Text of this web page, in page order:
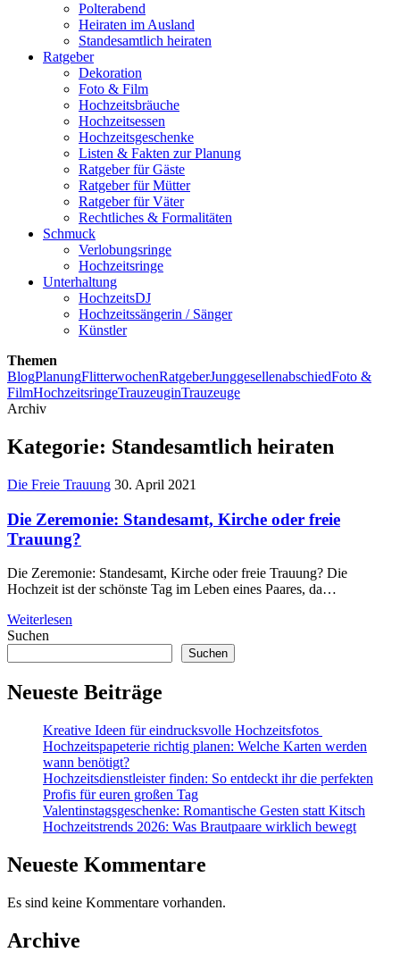
Polterabend
Heiraten im Ausland
Standesamtlich heiraten
Ratgeber
Dekoration
Foto & Film
Hochzeitsbräuche
Hochzeitsessen
Hochzeitsgeschenke
Listen & Fakten zur Planung
Ratgeber für Gäste
Ratgeber für Mütter
Ratgeber für Väter
Rechtliches & Formalitäten
Schmuck
Verlobungsringe
Hochzeitsringe
Unterhaltung
HochzeitsDJ
Hochzeitssängerin / Sänger
Künstler
Themen
BlogPlanungFlitterwochenRatgeberJunggesellenabschiedFoto &
FilmHochzeitsringeTrauzeuginTrauzeuge
Archiv
Kategorie: Standesamtlich heiraten
Die Freie Trauung 30. April 2021
Die Zeremonie: Standesamt, Kirche oder freie
Trauung?
Die Zeremonie: Standesamt, Kirche oder freie Trauung? Die
Hochzeit ist der schönste Tag im Leben eines Paares, da…
Weiterlesen
Suchen
Suchen
Neueste Beiträge
Kreative Ideen für eindrucksvolle Hochzeitsfotos
Hochzeitspapeterie richtig planen: Welche Karten werden
wann benötigt?
Hochzeitsdienstleister finden: So entdeckt ihr die perfekten
Profis für euren großen Tag
Valentinstagsgeschenke: Romantische Gesten statt Kitsch
Hochzeitstrends 2026: Was Brautpaare wirklich bewegt
Neueste Kommentare
Es sind keine Kommentare vorhanden.
Archive